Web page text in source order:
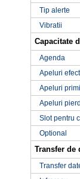
Tip alerte
Vibratii
Capacitate
Agenda
Apeluri
Apeluri
Apeluri
Slot pentru
Optional
Transfer de
Transfer